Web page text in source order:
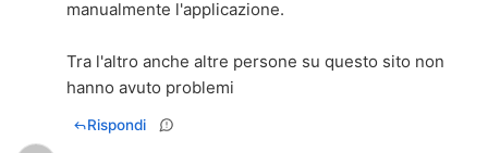
manualmente l'applicazione.
Tra l'altro anche altre persone su questo sito non
hanno avuto problemi
Rispondi